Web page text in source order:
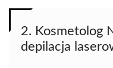
2. Kosmetolog
depilacja